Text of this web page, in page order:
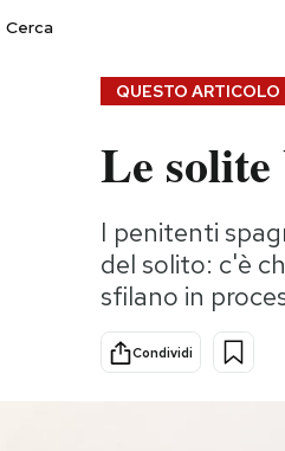
Consumismi
Storie/Idee
Ok Boomer!
QUESTO ARTICOLO
Le solite
I penitenti
del solito: c'è
sfilano in
Condividi